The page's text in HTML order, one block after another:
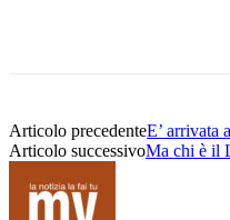
Articolo precedenteE’ arrivata
Articolo successivoMa chi è il